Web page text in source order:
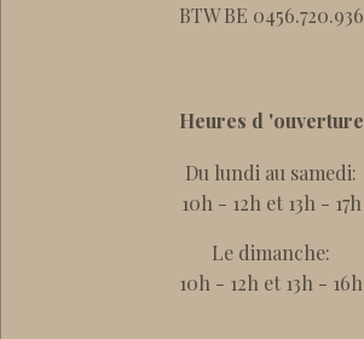
BTW BE 0456.720.936
Heures d 'ouverture
Du lundi au samedi:
10h - 12h et 13h - 17h
Le dimanche:
10h - 12h et 13h - 16h